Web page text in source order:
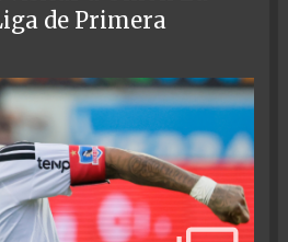
de Primera